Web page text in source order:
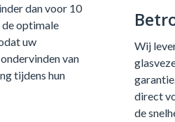
dan voor 10
de optimale
uw
van
tijdens hun
Wij
direct
de